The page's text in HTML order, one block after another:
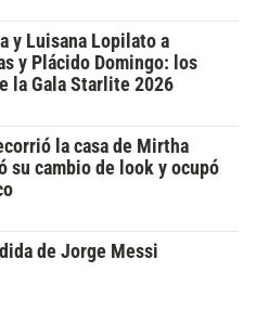
y Luisana Lopilato a
y Plácido Domingo: los
la Gala Starlite 2026
la casa de Mirtha
su cambio de look y ocupó
de Jorge Messi